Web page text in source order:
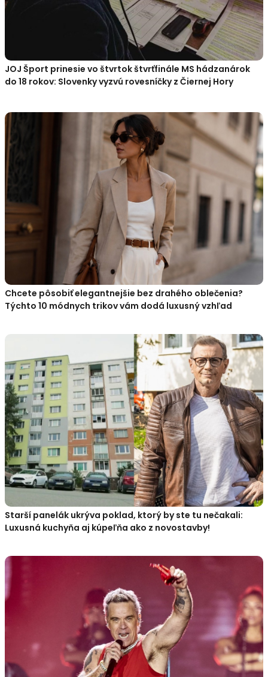
JOJ Šport prinesie vo štvrtok štvrťfinále MS hádzanárok
do 18 rokov: Slovenky vyzvú rovesníčky z Čiernej Hory
Chcete pôsobiť elegantnejšie bez drahého oblečenia?
Týchto 10 módnych trikov vám dodá luxusný vzhľad
Starší panelák ukrýva poklad, ktorý by ste tu nečakali:
Luxusná kuchyňa aj kúpeľňa ako z novostavby!